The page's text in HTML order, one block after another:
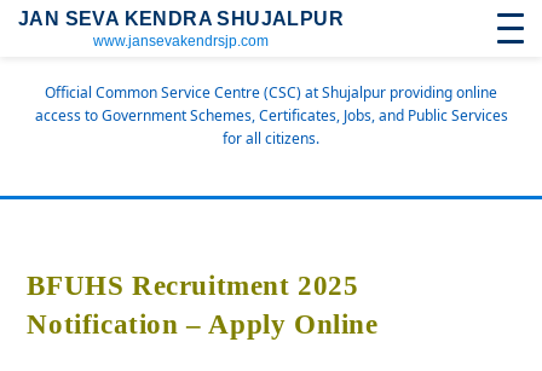
JAN SEVA KENDRA SHUJALPUR
www.jansevakendrsjp.com
Official Common Service Centre (CSC) at Shujalpur providing online
access to Government Schemes, Certificates, Jobs, and Public Services
for all citizens.
BFUHS Recruitment 2025
Notification – Apply Online